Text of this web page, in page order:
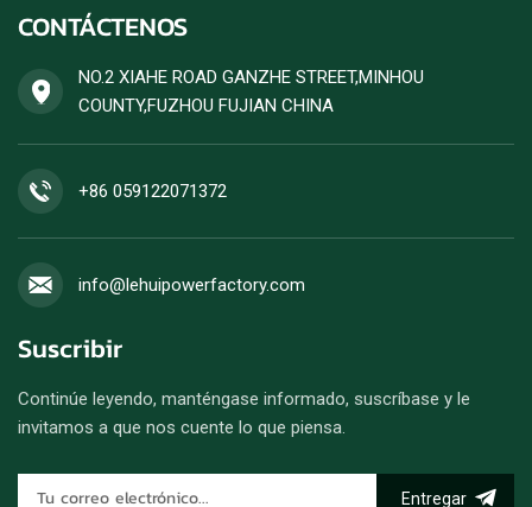
CONTÁCTENOS
NO.2 XIAHE ROAD GANZHE STREET,MINHOU
COUNTY,FUZHOU FUJIAN CHINA
+86 059122071372
info@lehuipowerfactory.com
Suscribir
Continúe leyendo, manténgase informado, suscríbase y le
invitamos a que nos cuente lo que piensa.
Entregar